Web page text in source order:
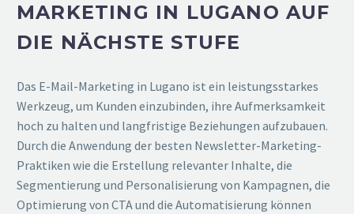
MARKETING IN LUGANO AUF
DIE NÄCHSTE STUFE
Das E-Mail-Marketing in Lugano ist ein leistungsstarkes
Werkzeug, um Kunden einzubinden, ihre Aufmerksamkeit
hoch zu halten und langfristige Beziehungen aufzubauen.
Durch die Anwendung der besten Newsletter-Marketing-
Praktiken wie die Erstellung relevanter Inhalte, die
Segmentierung und Personalisierung von Kampagnen, die
Optimierung von CTA und die Automatisierung können